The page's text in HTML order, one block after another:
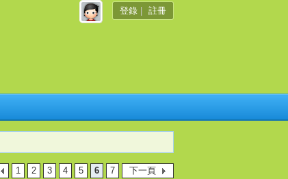
登錄 註冊
1 2 3 4 5 6 7 下一頁